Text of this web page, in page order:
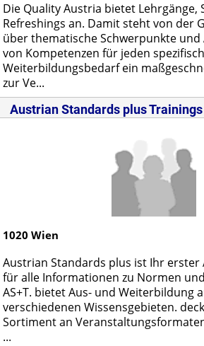
Die Quality Austria bietet Lehrgänge,
Refreshings an. Damit steht von der
über thematische Schwerpunkte
von Kompetenzen für jeden
Weiterbildungsbedarf ein
zur Ve...
Austrian Standards plus Trainings
1020 Wien
Austrian Standards plus ist Ihr
für alle Informationen zu Normen
AS+T. bietet Aus- und Weiterbildung
verschiedenen Wissensgebieten.
Sortiment an
...